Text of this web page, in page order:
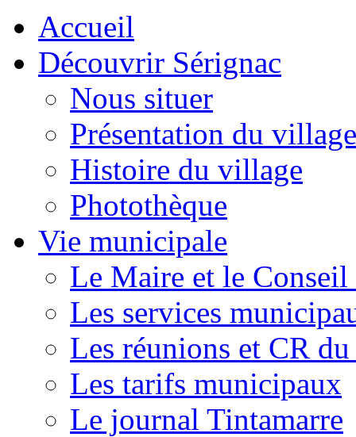
Accueil
Découvrir Sérignac
Nous situer
Présentation du village
Histoire du village
Photothèque
Vie municipale
Le Maire et le
Les services
Les réunions et CR
Les tarifs municipaux
Le journal Tintamarre